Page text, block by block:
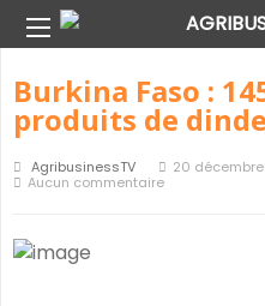
Burkina Faso :
produits de
AgribusinessTV 20
Aucun commentaire